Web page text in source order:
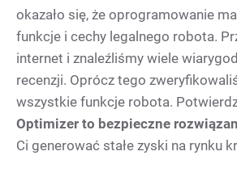
okazało się, że oprogramowanie
funkcje i cechy legalnego robota.
internet i znaleźliśmy wiele
recenzji. Oprócz tego
wszystkie funkcje robota.
Optimizer to bezpieczne
Ci generować stałe zyski na rynku